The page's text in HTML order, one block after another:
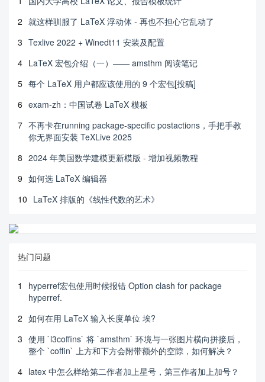
2 就这样驯服了 LaTeX 浮动体 - 再也不担心它乱动了
3 Texlive 2022 + Winedt11 安装及配置
4 LaTeX 宏包介绍（一）—— amsthm 阅读笔记
5 每个 LaTeX 用户都应该使用的 9 个宏包[投稿]
6 exam-zh：中国试卷 LaTeX 模板
7 不再卡在running package-specific postactions，手把手教
你无界面安装 TeXLive 2025
8 2024 年美国数学建模更新模版 - 增加视频教程
9 如何选 LaTeX 编辑器
10 LaTeX 排版的《线性代数的艺术》
热门问题
1
hyperref宏包使用时候报错 Option clash for package
hyperref.
2 如何在用 LaTeX 输入长度单位 埃?
3 使用 `l3coffins` 将 `amsthm` 环境与一张图片横向拼接后，
整个 `coffin` 上方和下方会附带额外的空隙，如何解决？
4 latex 中怎么样给第二作者加上星号，第三作者加上加号？